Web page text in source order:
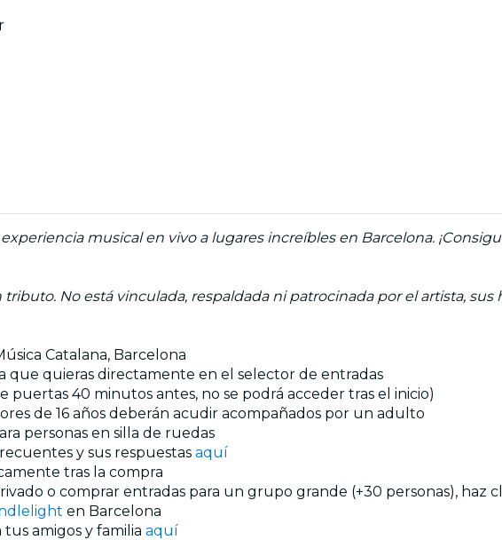
musical en vivo a lugares increíbles en Barcelona.
No está vinculada, respaldada ni patrocinada por el artista,
Catalana, Barcelona
que quieras directamente en el selector de entradas
puertas 40 minutos antes, no se podrá acceder tras el inicio)
de 16 años deberán acudir acompañados por un adulto
personas en silla de ruedas
y sus respuestas aquí
tras la compra
o comprar entradas para un grupo grande (+30 personas), haz
en Barcelona
amigos y familia aquí